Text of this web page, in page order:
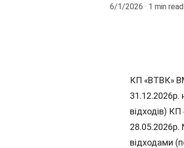
6/1/2026
1 min read
КП «ВТВК»
31.12.2026р.
відходів) КП
28.05.2026р.
відходами